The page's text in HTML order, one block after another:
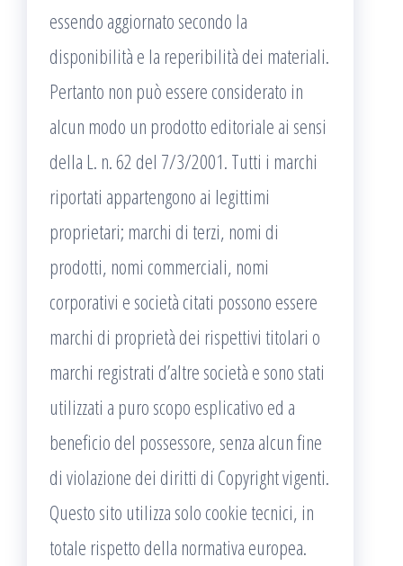
essendo aggiornato secondo la
disponibilità e la reperibilità dei materiali.
Pertanto non può essere considerato in
alcun modo un prodotto editoriale ai sensi
della L. n. 62 del 7/3/2001. Tutti i marchi
riportati appartengono ai legittimi
proprietari; marchi di terzi, nomi di
prodotti, nomi commerciali, nomi
corporativi e società citati possono essere
marchi di proprietà dei rispettivi titolari o
marchi registrati d’altre società e sono stati
utilizzati a puro scopo esplicativo ed a
beneficio del possessore, senza alcun fine
di violazione dei diritti di Copyright vigenti.
Questo sito utilizza solo cookie tecnici, in
totale rispetto della normativa europea.